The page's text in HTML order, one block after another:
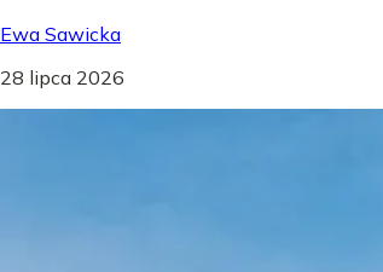
Ewa Sawicka
28 lipca 2026